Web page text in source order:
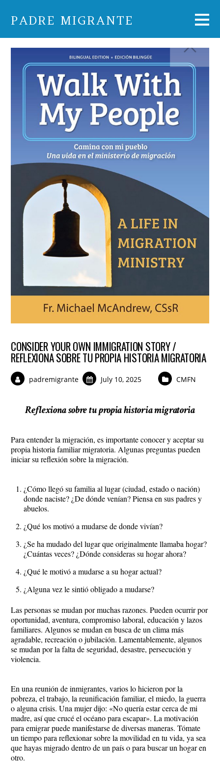
PADRE MIGRANTE
CONSIDER YOUR OWN IMMIGRATION STORY /
REFLEXIONA SOBRE TU PROPIA HISTORIA MIGRATORIA
padremigrante July 10, 2025 CMFN
Reflexiona sobre tu propia historia migratoria
Para entender la migración, es importante conocer y aceptar su
propia historia familiar migratoria. Algunas preguntas pueden
iniciar su reflexión sobre la migración.
¿Cómo llegó su familia al lugar (ciudad, estado o nación)
donde naciste? ¿De dónde venían? Piensa en sus padres y
abuelos.
¿Qué los motivó a mudarse de donde vivían?
¿Se ha mudado del lugar que originalmente llamaba hogar?
¿Cuántas veces? ¿Dónde consideras su hogar ahora?
¿Qué le motivó a mudarse a su hogar actual?
¿Alguna vez le sintió obligado a mudarse?
Las personas se mudan por muchas razones. Pueden ocurrir por
oportunidad, aventura, compromiso laboral, educación y lazos
familiares. Algunos se mudan en busca de un clima más
agradable, recreación o jubilación. Lamentablemente, algunos
se mudan por la falta de seguridad, desastre, persecución y
violencia.
En una reunión de inmigrantes, varios lo hicieron por la
pobreza, el trabajo, la reunificación familiar, el miedo, la guerra
o alguna crisis. Una mujer dijo: «No quería estar cerca de mi
madre, así que crucé el océano para escapar». La motivación
para emigrar puede manifestarse de diversas maneras. Tómate
un tiempo para reflexionar sobre la movilidad en tu vida, ya sea
que hayas migrado dentro de un país o para buscar un hogar en
otro.